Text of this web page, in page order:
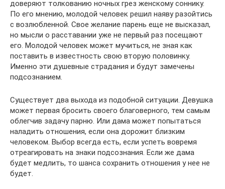
доверяют толкованию ночных грез женскому соннику.
По его мнению, молодой человек решил наяву разойтись
с возлюбленной. Свое желание парень еще не высказал,
но мысли о расставании уже не первый раз посещают
его. Молодой человек может мучиться, не зная как
поставить в известность свою вторую половинку.
Именно эти душевные страдания и будут замечены
подсознанием.
Существует два выхода из подобной ситуации. Девушка
может первая бросить своего благоверного, тем самым
облегчив задачу парню. Или дама может попытаться
наладить отношения, если она дорожит близким
человеком. Выбор всегда есть, если успеть вовремя
отреагировать на знаки подсознания. Если же дама
будет медлить, то шанса сохранить отношения у нее не
будет.